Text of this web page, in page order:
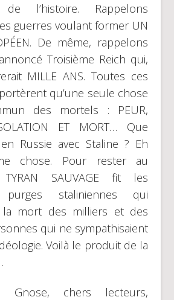
l’histoire. Rappelons
guerres voulant former UN
De même, rappelons
Troisième Reich qui,
MILLE ANS. Toutes ces
qu’une seule chose
des mortels : PEUR,
ET MORT… Que
Russie avec Staline ? Eh
chose. Pour rester au
SAUVAGE fit les
purges staliniennes qui
la mort des milliers et des
qui ne sympathisaient
Voilà le produit de la
chers lecteurs,